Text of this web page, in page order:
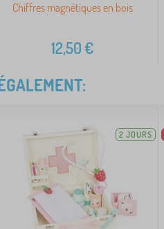
Chiffres magnétiques en bois
12,50€
2 JOURS